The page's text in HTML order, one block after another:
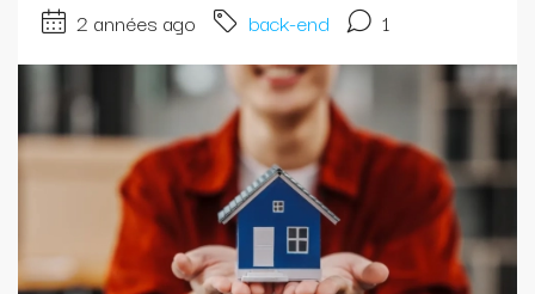
2 années ago back-end 1